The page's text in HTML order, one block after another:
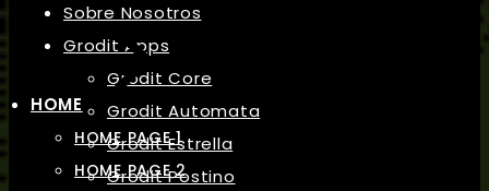
Sobre Nosotros
Grodit Apps
Grodit Core
Grodit Automata
Grodit Estrella
Grodit Postino
HOME
HOME PAGE 1
HOME PAGE 2